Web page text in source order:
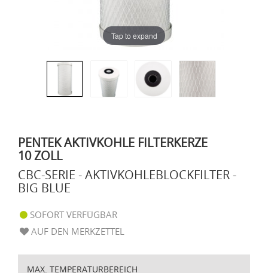
Tap to expand
PENTEK AKTIVKOHLE FILTERKERZE
10 ZOLL
CBC-SERIE - AKTIVKOHLEBLOCKFILTER -
BIG BLUE
SOFORT VERFÜGBAR
AUF DEN MERKZETTEL
MAX. TEMPERATURBEREICH